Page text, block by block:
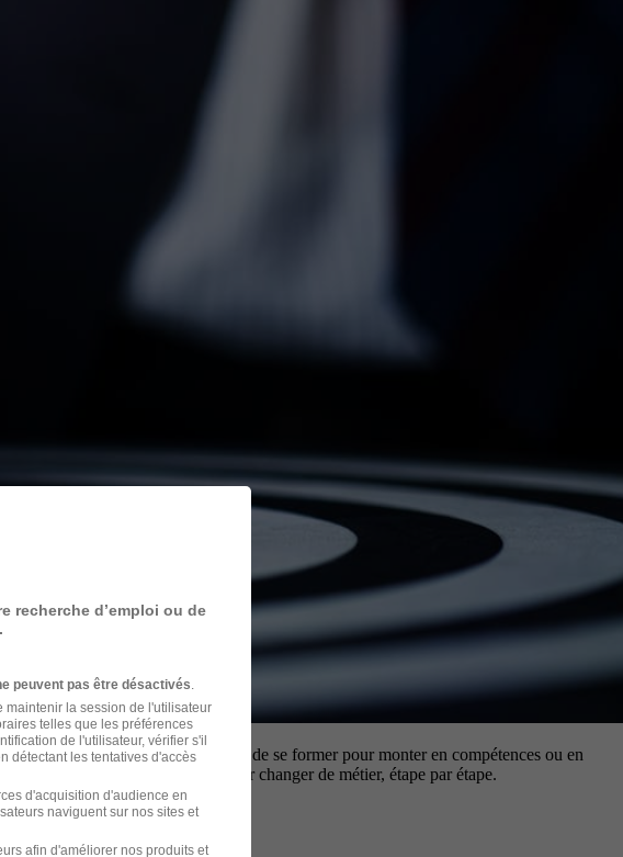
public offre la possibilité de se former pour monter en compétences ou en
comment utiliser votre CPF pour changer de métier, étape par étape.
recherche d’emploi ou de
peuvent pas être désactivés
maintenir la session de l'utilisateur
telles que les préférences
de l'utilisateur, vérifier s'il
détectant les tentatives d'accès
d'acquisition d'audience en
naviguent sur nos sites et
afin d'améliorer nos produits et